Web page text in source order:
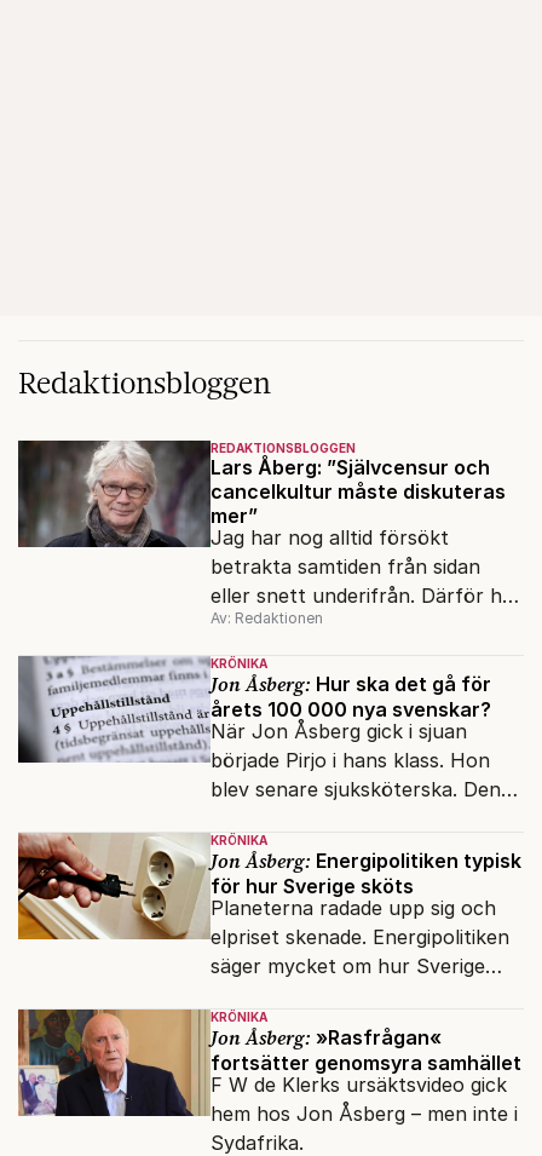
Redaktionsbloggen
REDAKTIONSBLOGGEN
Lars Åberg: ”Självcensur och
cancelkultur måste diskuteras
mer”
Jag har nog alltid försökt
betrakta samtiden från sidan
eller snett underifrån. Därför har
mina reportage ofta handlat om
minoriteter och
värderingskonflikter, säger Lars
Åberg, ny krönikör på Fokus.
Av: Redaktionen
KRÖNIKA
Jon Åsberg: Hur ska det gå för
årets 100 000 nya svenskar?
När Jon Åsberg gick i sjuan
började Pirjo i hans klass. Hon
blev senare sjuksköterska. Den
för många av dagens nya
svenskar.
KRÖNIKA
Jon Åsberg: Energipolitiken typisk
för hur Sverige sköts
Planeterna radade upp sig och
elpriset skenade. Energipolitiken
säger mycket om hur Sverige
KRÖNIKA
Jon Åsberg: »Rasfrågan«
fortsätter genomsyra samhället
F W de Klerks ursäktsvideo gick
hem hos Jon Åsberg – men inte i
Sydafrika.